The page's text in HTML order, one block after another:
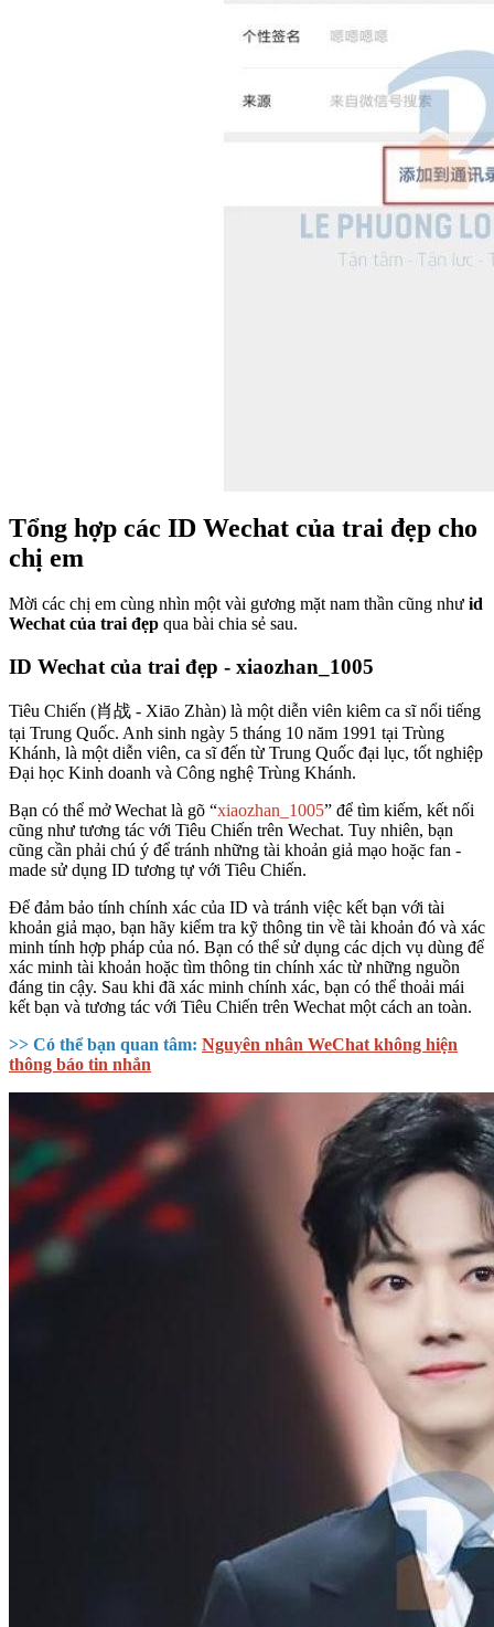
Tổng hợp các ID Wechat của trai đẹp cho
chị em
Mời các chị em cùng nhìn một vài gương mặt nam thần cũng như id
Wechat của trai đẹp qua bài chia sẻ sau.
ID Wechat của trai đẹp - xiaozhan_1005
Tiêu Chiến (肖战 - Xiāo Zhàn) là một diễn viên kiêm ca sĩ nổi tiếng
tại Trung Quốc. Anh sinh ngày 5 tháng 10 năm 1991 tại Trùng
Khánh, là một diễn viên, ca sĩ đến từ Trung Quốc đại lục, tốt nghiệp
Đại học Kinh doanh và Công nghệ Trùng Khánh.
Bạn có thể mở Wechat là gõ “xiaozhan_1005” để tìm kiếm, kết nối
cũng như tương tác với Tiêu Chiến trên Wechat. Tuy nhiên, bạn
cũng cần phải chú ý để tránh những tài khoản giả mạo hoặc fan -
made sử dụng ID tương tự với Tiêu Chiến.
Để đảm bảo tính chính xác của ID và tránh việc kết bạn với tài
khoản giả mạo, bạn hãy kiểm tra kỹ thông tin về tài khoản đó và xác
minh tính hợp pháp của nó. Bạn có thể sử dụng các dịch vụ dùng để
xác minh tài khoản hoặc tìm thông tin chính xác từ những nguồn
đáng tin cậy. Sau khi đã xác minh chính xác, bạn có thể thoải mái
kết bạn và tương tác với Tiêu Chiến trên Wechat một cách an toàn.
>> Có thể bạn quan tâm: Nguyên nhân WeChat không hiện
thông báo tin nhắn